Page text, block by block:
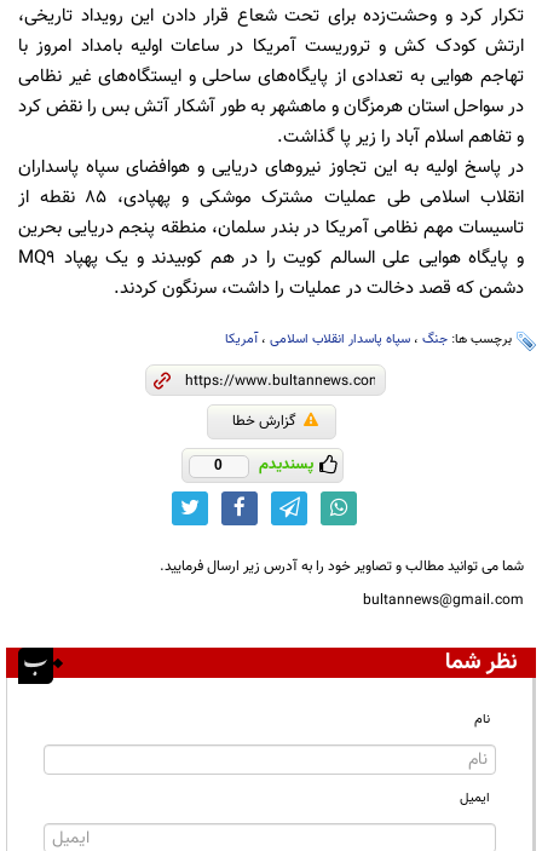
تکرار کرد و وحشت‌زده برای تحت شعاع قرار دادن این رویداد تاریخی،
ارتش کودک کش و تروریست آمریکا در ساعات اولیه بامداد امروز با
تهاجم هوایی به تعدادی از پایگاه‌های ساحلی و ایستگاه‌های غیر نظامی
در سواحل استان هرمزگان و ماهشهر به طور آشکار آتش بس را نقض کرد
و تفاهم اسلام آباد را زیر پا گذاشت.
در پاسخ اولیه به این تجاوز نیروهای دریایی و هوافضای سپاه پاسداران
انقلاب اسلامی طی عملیات مشترک موشکی و پهپادی، ۸۵ نقطه از
تاسیسات مهم نظامی آمریکا در بندر سلمان، منطقه پنجم دریایی بحرین
و پایگاه هوایی علی السالم کویت را در هم کوبیدند و یک پهپاد MQ9
دشمن که قصد دخالت در عملیات را داشت، سرنگون کردند.
برچسب ها: جنگ ، سپاه پاسدار انقلاب اسلامی ،آمریکا
گزارش خطا
پسندیدم 0
شما می توانید مطالب و تصاویر خود را به آدرس زیر ارسال فرمایید.
bultannews@gmail.com
نظر شما
نام
ایمیل